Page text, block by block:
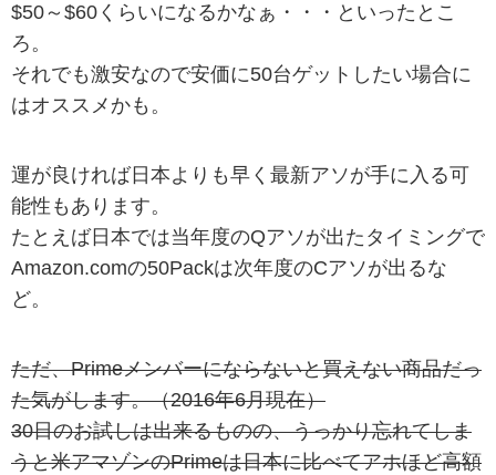
$50～$60くらいになるかなぁ・・・といったとこ
ろ。
それでも激安なので安価に50台ゲットしたい場合に
はオススメかも。
運が良ければ日本よりも早く最新アソが手に入る可
能性もあります。
たとえば日本では当年度のQアソが出たタイミングで
Amazon.comの50Packは次年度のCアソが出るな
ど。
ただ、Primeメンバーにならないと買えない商品だっ
た気がします。（2016年6月現在）
30日のお試しは出来るものの、うっかり忘れてしま
うと米アマゾンのPrimeは日本に比べてアホほど高額